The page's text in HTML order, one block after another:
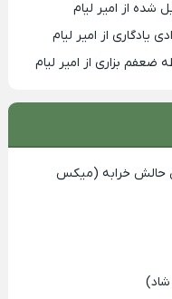
شده از امیر لیام
یادگاری از امیر لیام
بزاری از امیر لیام
حالش خرابه (میکس